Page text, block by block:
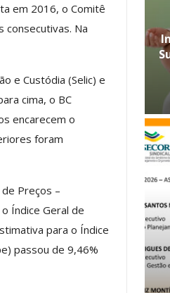
em 2016, o Comitê
consecutivas. Na
e Custódia (Selic) e
cima, o BC
encarecem o
foram
Preços –
Índice Geral de
para o Índice
passou de 9,46%
Da Ação
IMPRENSA